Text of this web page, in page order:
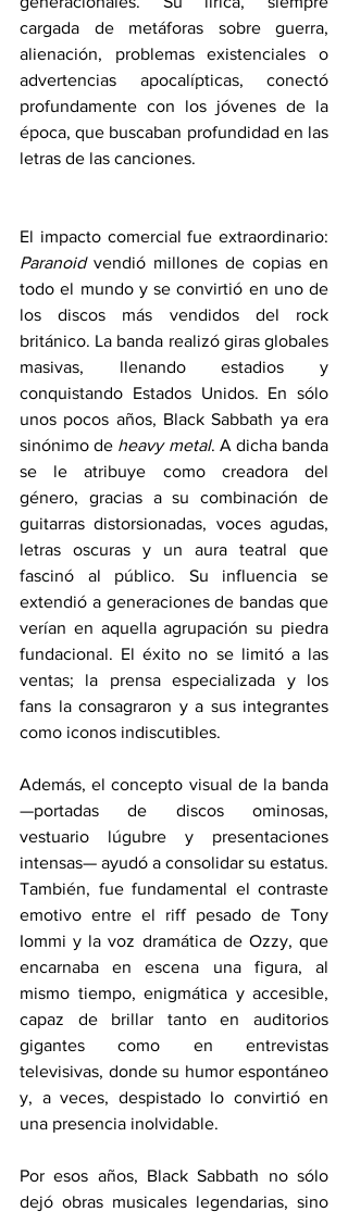
cargada de metáforas sobre guerra,
alienación, problemas existenciales o
advertencias apocalípticas, conectó
profundamente con los jóvenes de la
época, que buscaban profundidad en las
letras de las canciones.
Paranoid vendió millones de copias en
todo el mundo y se convirtió en uno de
los discos más vendidos del rock
británico. La banda realizó giras globales
masivas, llenando estadios y
conquistando Estados Unidos. En sólo
unos pocos años, Black Sabbath ya era
sinónimo de heavy metal. A dicha banda
se le atribuye como creadora del
género, gracias a su combinación de
guitarras distorsionadas, voces agudas,
letras oscuras y un aura teatral que
fascinó al público. Su influencia se
extendió a generaciones de bandas que
verían en aquella agrupación su piedra
fundacional. El éxito no se limitó a las
ventas; la prensa especializada y los
fans la consagraron y a sus integrantes
como iconos indiscutibles.
Además, el concepto visual de la banda
—portadas de discos ominosas,
vestuario lúgubre y presentaciones
intensas— ayudó a consolidar su estatus.
También, fue fundamental el contraste
emotivo entre el riff pesado de Tony
Iommi y la voz dramática de Ozzy, que
encarnaba en escena una figura, al
mismo tiempo, enigmática y accesible,
capaz de brillar tanto en auditorios
gigantes como en entrevistas
televisivas, donde su humor espontáneo
y, a veces, despistado lo convirtió en
una presencia inolvidable.
Por esos años, Black Sabbath no sólo
dejó obras musicales legendarias, sino